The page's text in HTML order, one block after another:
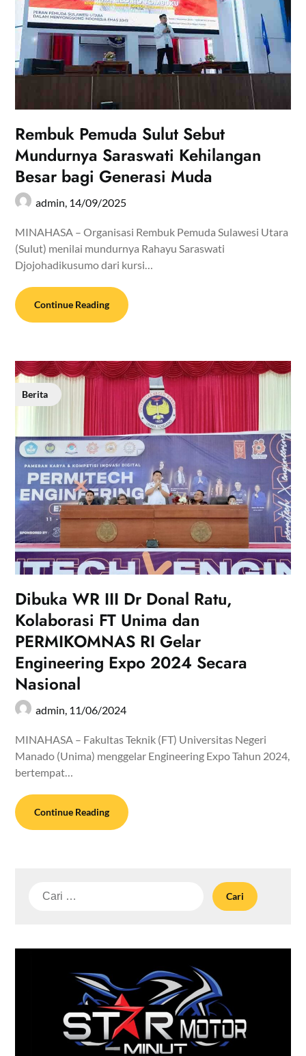
Rembuk Pemuda Sulut Sebut
Mundurnya Saraswati Kehilangan
Besar bagi Generasi Muda
admin, 14/09/2025
MINAHASA – Organisasi Rembuk Pemuda Sulawesi Utara
(Sulut) menilai mundurnya Rahayu Saraswati
Djojohadikusumo dari kursi…
Continue Reading
Berita
Dibuka WR III Dr Donal Ratu,
Kolaborasi FT Unima dan
PERMIKOMNAS RI Gelar
Engineering Expo 2024 Secara
Nasional
admin, 11/06/2024
MINAHASA – Fakultas Teknik (FT) Universitas Negeri
Manado (Unima) menggelar Engineering Expo Tahun 2024,
bertempat…
Continue Reading
Cari